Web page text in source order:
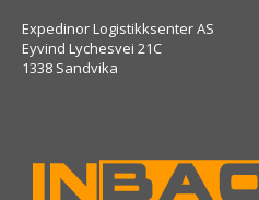
Expedinor Logistikksenter AS
Eyvind Lychesvei 21C
1338 Sandvika